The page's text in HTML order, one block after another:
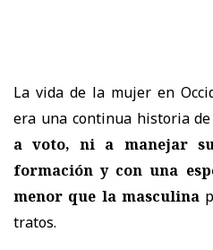
La vida de la mujer en
era una continua historia
a voto, ni a manejar
formación y con una
menor que la masculina
tratos.